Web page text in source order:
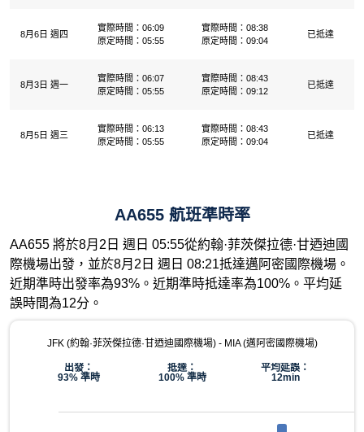
8月6日 週四
實際時間：06:09
原定時間：05:55
實際時間：08:38
原定時間：09:04
已抵達
8月3日 週一
實際時間：06:07
原定時間：05:55
實際時間：08:43
原定時間：09:12
已抵達
8月5日 週三
實際時間：06:13
原定時間：05:55
實際時間：08:43
原定時間：09:04
已抵達
AA655 航班準時率
AA655 將於8月2日 週日 05:55從約翰·菲茨傑拉德·甘迺迪國
際機場出發，並於8月2日 週日 08:21抵達邁阿密國際機場。
近期準時出發率為93%。近期準時抵達率為100%。平均延
誤時間為12分。
JFK (約翰·菲茨傑拉德·甘迺迪國際機場) - MIA (邁阿密國際機場)
出發：
93% 準時
抵達：
100% 準時
平均延誤：
12min